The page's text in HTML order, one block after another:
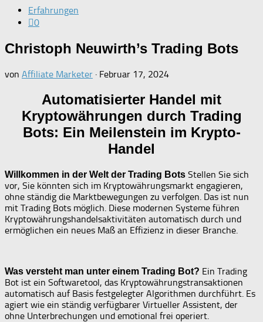
Erfahrungen
0
Christoph Neuwirth’s Trading Bots
von Affiliate Marketer · Februar 17, 2024
Automatisierter Handel mit
Kryptowährungen durch Trading
Bots: Ein Meilenstein im Krypto-
Handel
Willkommen in der Welt der Trading Bots Stellen Sie sich
vor, Sie könnten sich im Kryptowährungsmarkt engagieren,
ohne ständig die Marktbewegungen zu verfolgen. Das ist nun
mit Trading Bots möglich. Diese modernen Systeme führen
Kryptowährungshandelsaktivitäten automatisch durch und
ermöglichen ein neues Maß an Effizienz in dieser Branche.
Was versteht man unter einem Trading Bot? Ein Trading
Bot ist ein Softwaretool, das Kryptowährungstransaktionen
automatisch auf Basis festgelegter Algorithmen durchführt. Es
agiert wie ein ständig verfügbarer Virtueller Assistent, der
ohne Unterbrechungen und emotional frei operiert.